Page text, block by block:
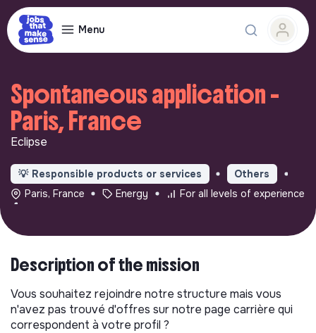
Menu
Spontaneous application -
Paris, France
Eclipse
💡 Responsible products or services
Others
Paris, France
Energy For all levels of experience
Description of the mission
Vous souhaitez rejoindre notre structure mais vous
n'avez pas trouvé d'offres sur notre page carrière qui
correspondent à votre profil ?